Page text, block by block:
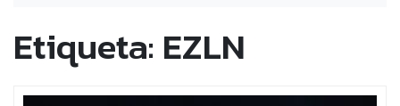
Etiqueta: EZLN